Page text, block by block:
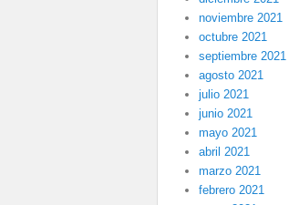
noviembre 2021
octubre 2021
septiembre 2021
agosto 2021
julio 2021
junio 2021
mayo 2021
abril 2021
marzo 2021
febrero 2021